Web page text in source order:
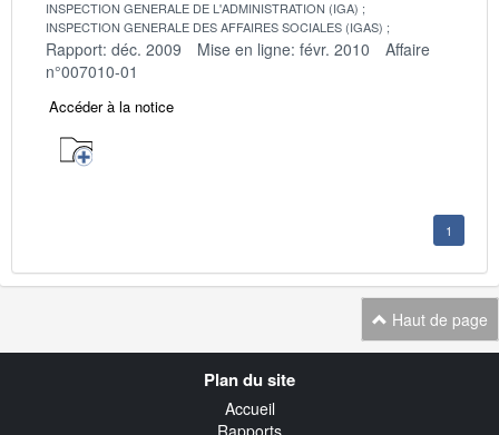
INSPECTION GENERALE DE L'ADMINISTRATION (IGA)
INSPECTION GENERALE DES AFFAIRES SOCIALES (IGAS)
Rapport: déc. 2009 Mise en ligne: févr. 2010
Affaire
n°007010-01
Accéder à la notice
1
Haut de page
Plan du site
Accueil